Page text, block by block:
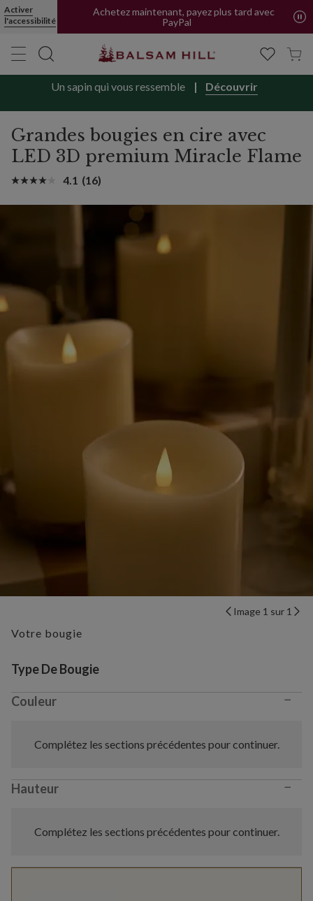
Activer
l'accessibilité
Achetez maintenant, payez plus tard avec
PayPal
Un sapin qui vous ressemble Découvrir
Grandes bougies en cire avec
LED 3D premium Miracle Flame
4.1 (16)
Image 1 sur 1
Votre bougie
Variant selection
Type De Bougie
Couleur −
Complétez les sections précédentes pour continuer.
Hauteur −
Complétez les sections précédentes pour continuer.